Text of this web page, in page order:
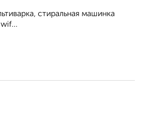
стиральная машинка